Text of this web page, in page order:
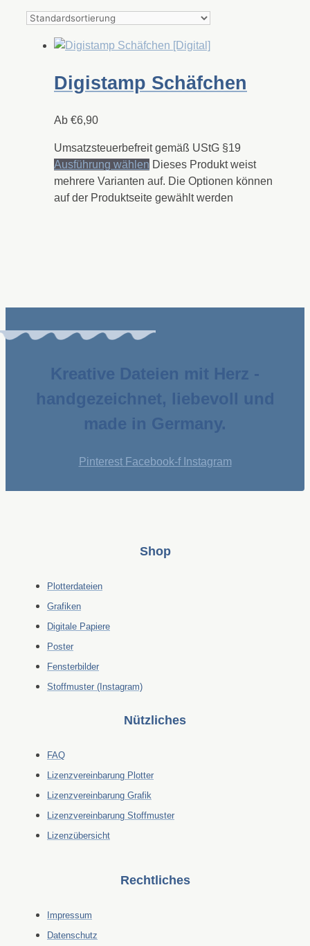
Digistamp Schäfchen
Ab €6,90
Umsatzsteuerbefreit gemäß UStG §19
Ausführung wählen Dieses Produkt weist
mehrere Varianten auf. Die Optionen können
auf der Produktseite gewählt werden
Kreative Dateien mit Herz -
handgezeichnet, liebevoll und
made in Germany.
Pinterest Facebook-f Instagram
Shop
Plotterdateien
Grafiken
Digitale Papiere
Poster
Fensterbilder
Stoffmuster (Instagram)
Nützliches
FAQ
Lizenzvereinbarung Plotter
Lizenzvereinbarung Grafik
Lizenzvereinbarung Stoffmuster
Lizenzübersicht
Rechtliches
Impressum
Datenschutz